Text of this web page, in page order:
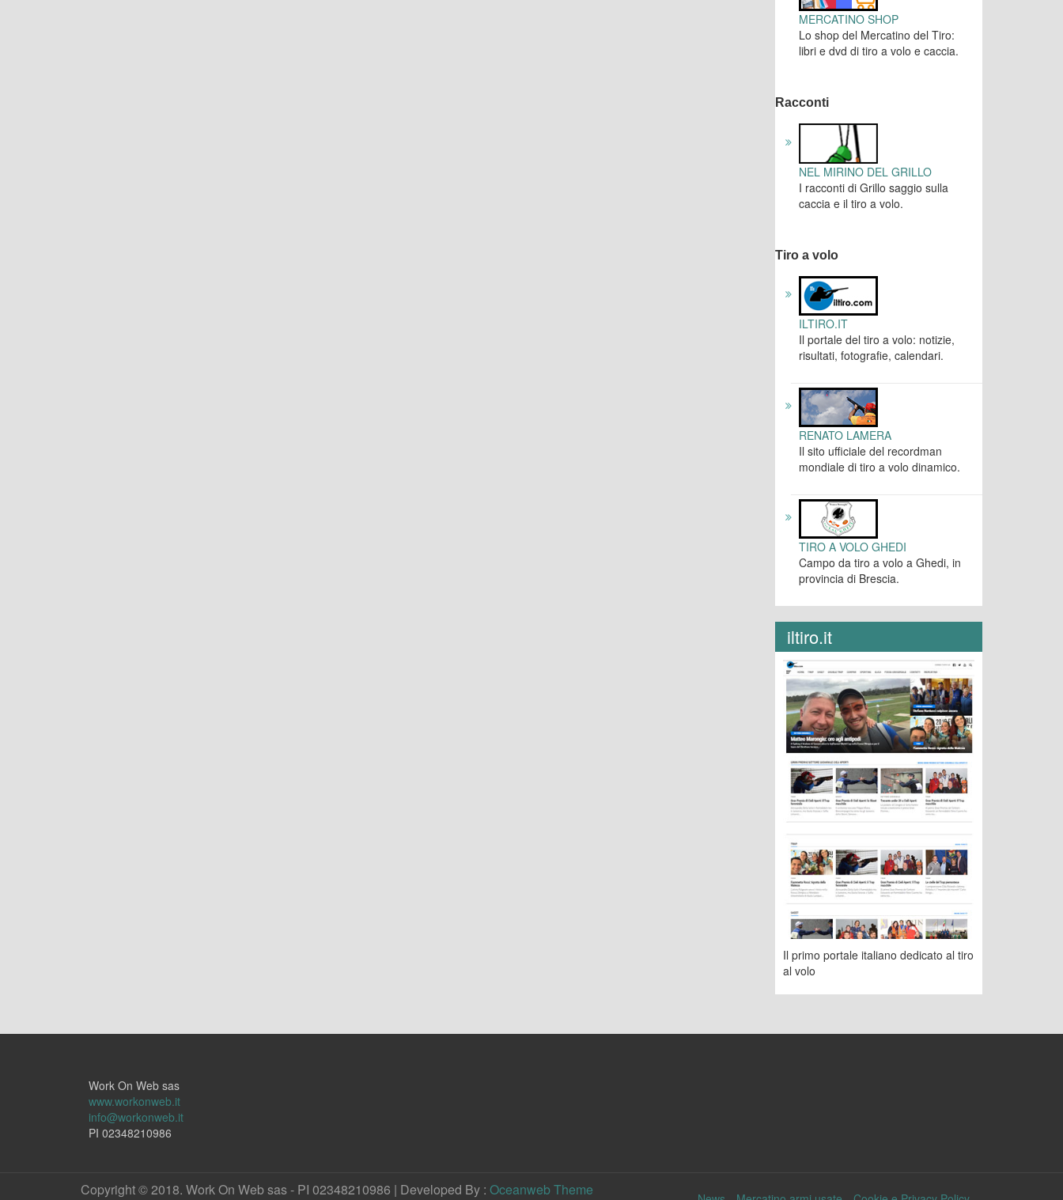
MERCATINO SHOP
Lo shop del Mercatino del Tiro:
libri e dvd di tiro a volo e caccia.
Racconti
NEL MIRINO DEL GRILLO
I racconti di Grillo saggio sulla
caccia e il tiro a volo.
Tiro a volo
ILTIRO.IT
Il portale del tiro a volo: notizie,
risultati, fotografie, calendari.
RENATO LAMERA
Il sito ufficiale del recordman
mondiale di tiro a volo dinamico.
TIRO A VOLO GHEDI
Campo da tiro a volo a Ghedi, in
provincia di Brescia.
iltiro.it
Il primo portale italiano dedicato al tiro
al volo
Work On Web sas
www.workonweb.it
info@workonweb.it
PI 02348210986
Copyright © 2018. Work On Web sas - PI 02348210986 | Developed By : Oceanweb Theme